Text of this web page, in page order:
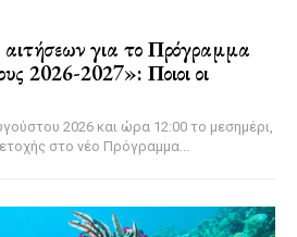
αιτήσεων για το Πρόγραμμα
2026-2027»: Ποιοι οι
2026 και ώρα 12:00 το μεσημέρι,
στο νέο Πρόγραμμα...